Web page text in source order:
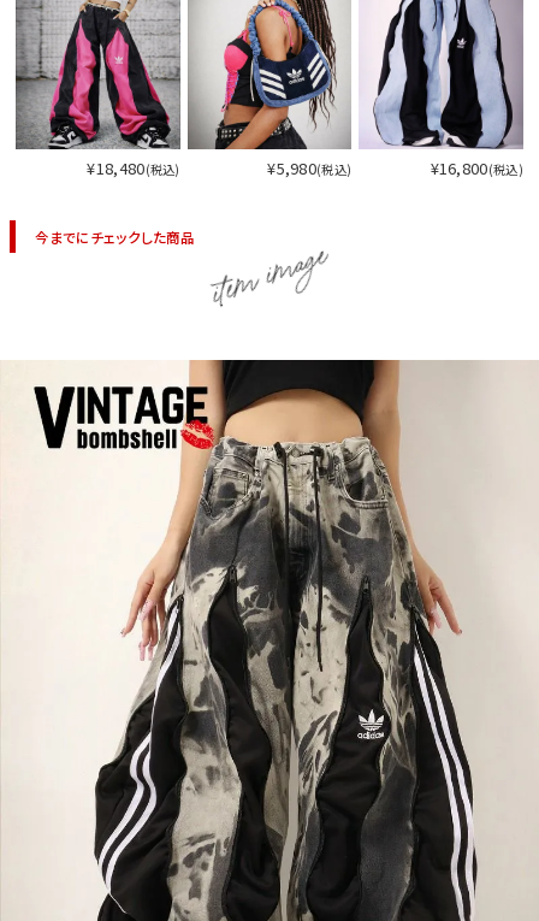
¥18,480(税込) ¥5,980(税込) ¥16,800(税込)
今までにチェックした商品 item image